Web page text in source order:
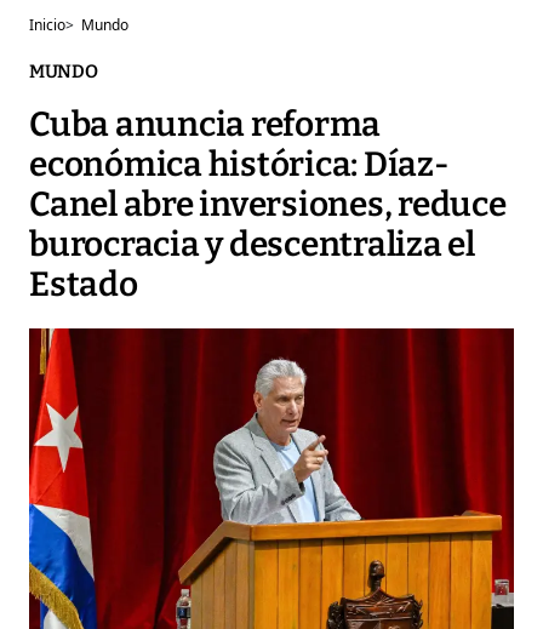
Inicio> Mundo
MUNDO
Cuba anuncia reforma
económica histórica: Díaz-
Canel abre inversiones, reduce
burocracia y descentraliza el
Estado